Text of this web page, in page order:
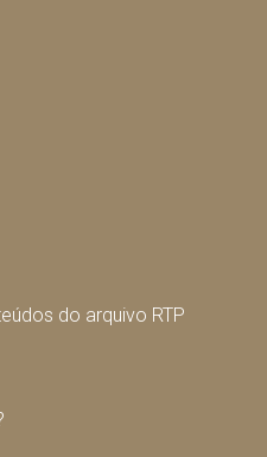
do arquivo RTP